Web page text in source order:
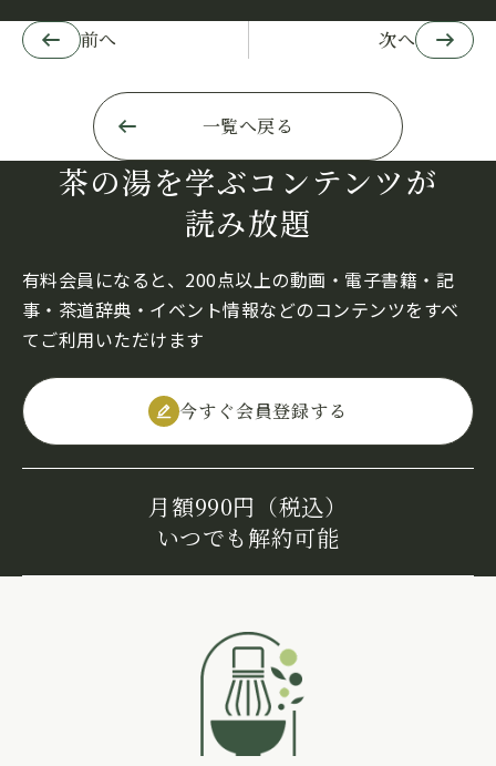
前へ 次へ
一覧へ戻る
茶の湯を学ぶコンテンツが
読み放題
有料会員になると、200点以上の動画・電子書籍・記
事・茶道辞典・イベント情報などのコンテンツをすべ
てご利用いただけます
今すぐ会員登録する
月額990円（税込）
いつでも解約可能